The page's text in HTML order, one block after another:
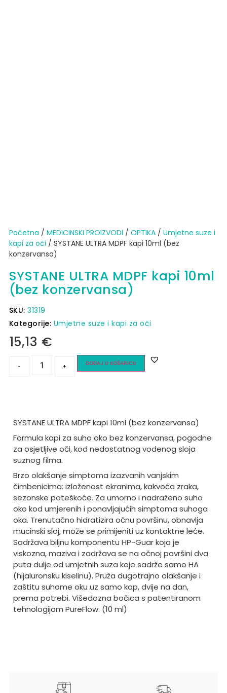
Početna / MEDICINSKI PROIZVODI / OPTIKA/ Umjetne suze i
kapi za oči / SYSTANE ULTRA MDPF kapi 10ml (bez
konzervansa)
SYSTANE ULTRA MDPF kapi 10ml
(bez konzervansa)
SKU:31319
Kategorije: Umjetne suze i kapi za oči
15,13 €
- + DODAJ U KOŠARICU
SYSTANE ULTRA MDPF kapi 10ml (bez konzervansa)
Formula kapi za suho oko bez konzervansa, pogodne
za osjetljive oči, kod nedostatnog vodenog sloja
suznog filma.
Brzo olakšanje simptoma izazvanih vanjskim
čimbenicima: izloženost ekranima, kakvoća zraka,
sezonske poteškoće. Za umorno i nadraženo suho
oko kod umjerenih i ponavljajućih simptoma suhoga
oka. Trenutačno hidratizira očnu površinu, obnavlja
mucinski sloj, može se primijeniti uz kontaktne leće.
Sadržava biljnu komponentu HP-Guar koja je
viskozna, maziva i zadržava se na očnoj površini dva
puta dulje od umjetnih suza koje sadrže samo HA
(hijaluronsku kiselinu). Pruža dugotrajno olakšanje i
zaštitu suhome oku uz samo kap, dvije na dan,
prema potrebi. Višedozna bočica s patentiranom
tehnologijom PureFlow. (10 ml)